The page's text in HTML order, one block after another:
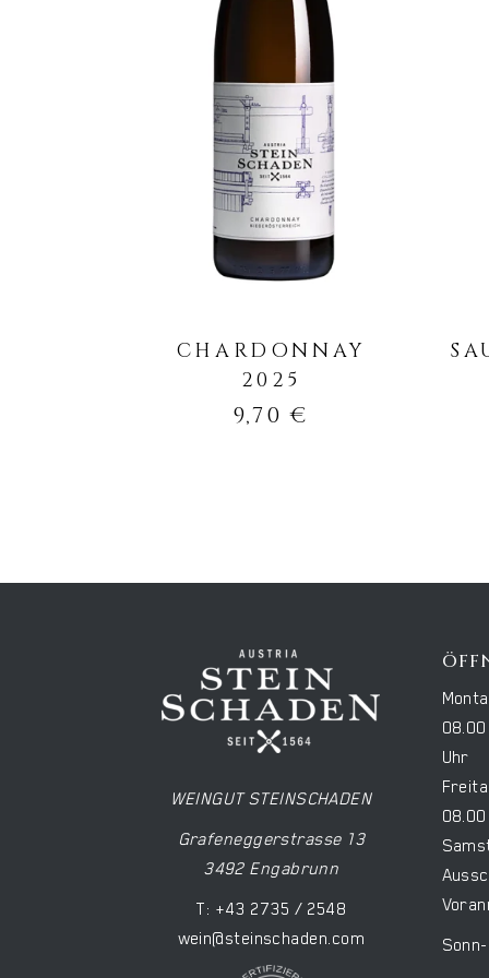
IN DEN WARENKORB
CHARDONNAY
2025
9,70€
WEINGUT STEINSCHADEN
Grafeneggerstrasse 13
3492 Engabrunn
T: +43 2735 / 2548
wein@steinschaden.com
Uhr